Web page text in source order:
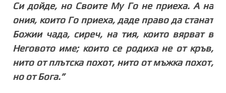
Си дойде, но Своите Му Го не приеха. А на
ония, които Го приеха, даде право да станат
Божии чада, сиреч, на тия, които вярват в
Неговото име; които се родиха не от кръв,
нито от плътска похот, нито от мъжка похот,
но от Бога.”